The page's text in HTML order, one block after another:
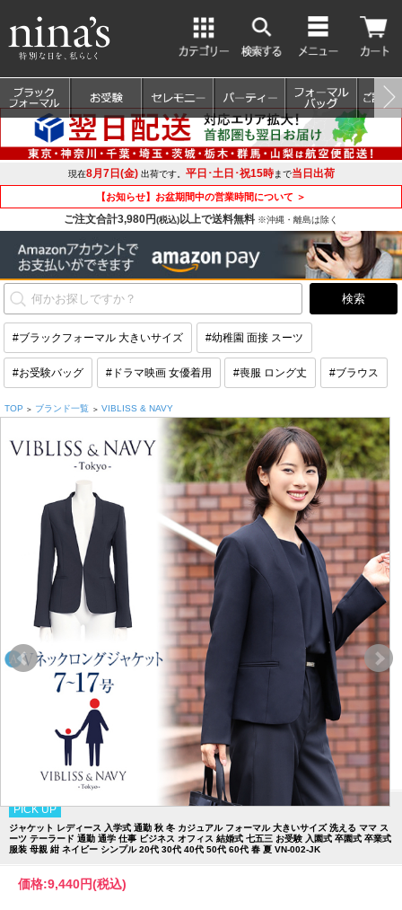
現在8月7日(金)出荷です。 平日･土日･祝15時まで当日出荷
【お知らせ】お盆期間中の営業時間について ＞
ご注文合計3,980円(税込)以上で送料無料 ※沖縄・離島は除く
#ブラックフォーマル 大きいサイズ #幼稚園 面接 スーツ
#お受験バッグ #ドラマ映画 女優着用 #喪服 ロング丈 #ブラウス
TOP > ブランド一覧 > VIBLISS & NAVY
PICK UP
ジャケット レディース 入学式 通勤 秋 冬 カジュアル フォーマル 大きいサイズ 洗える ママ ス
ーツ テーラード 通勤 通学 仕事 ビジネス オフィス 結婚式 七五三 お受験 入園式 卒園式 卒業式
服装 母親 紺 ネイビー シンプル 20代 30代 40代 50代 60代 春 夏 VN-002-JK
価格:9,440円(税込)